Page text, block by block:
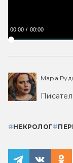
00:00 00:00
Мара
#НЕКРОЛОГ#